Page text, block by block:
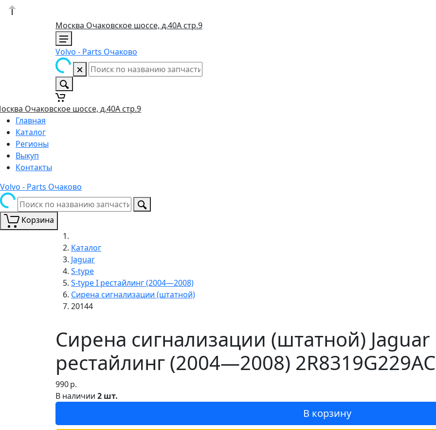
Москва Очаковское шоссе, д.40А стр.9
Volvo - Parts Очаково
Очаковское шоссе, д.40А стр.9
Главная
Каталог
Регионы
Выкуп
Контакты
Volvo - Parts Очаково
Корзина
Каталог
Jaguar
S-type
S-type I рестайлинг (2004—2008)
Сирена сигнализации (штатной)
20144
Сирена сигнализации (штатной) Jaguar
рестайлинг (2004—2008)
990р.
В наличии 2 шт.
В корзину